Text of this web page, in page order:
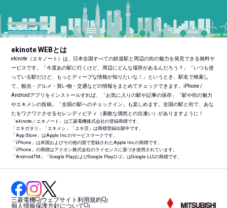
ekinote WEBとは
ekinote（エキノート）は、日本全国すべての鉄道駅と周辺の街の魅力を発見できる無料サ
ービスです。「今度あの駅に行くけど、周辺にどんな場所があるんだろう？」「いつも使
っている駅だけど、もっとディープな情報が知りたいな！」というとき、駅名で検索し
て、観光・グルメ・買い物・交通などの情報をまとめてチェックできます。iPhone /
Androidアプリをインストールすれば、「お気に入りの駅や記事の保存」「駅や街の魅力
やエキメシの投稿」「全国の駅へのチェックイン」も楽しめます。全国の駅と街で、あな
たをワクワクさせるセレンディピティ（素敵な偶然との出逢い）がありますように！
「ekinote／エキノート」は三菱電機株式会社の登録商標です。
「エキガタリ」「エキメシ」「エキ活」は商標登録出願中です。
「App Store」はApple Inc.のサービスマークです。
「iPhone」は米国およびその他の国で登録されたApple Inc.の商標です。
「iPhone」の商標はアイホン株式会社のライセンスに基づき使用されています。
「AndroidTM 」「Google PlayおよびGoogle Playロゴ」はGoogle LLCの商標です。
三菱電機
ウェブサイト利用規約
個人情報保護方針について